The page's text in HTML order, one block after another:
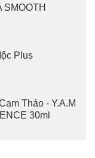
SMOOTH
Plus
Thảo - Y.A.M
30ml